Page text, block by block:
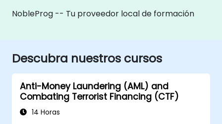
NobleProg -- Tu proveedor local de formación
Descubra nuestros cursos
Anti-Money Laundering (AML) and
Combating Terrorist Financing (CTF)
14 Horas